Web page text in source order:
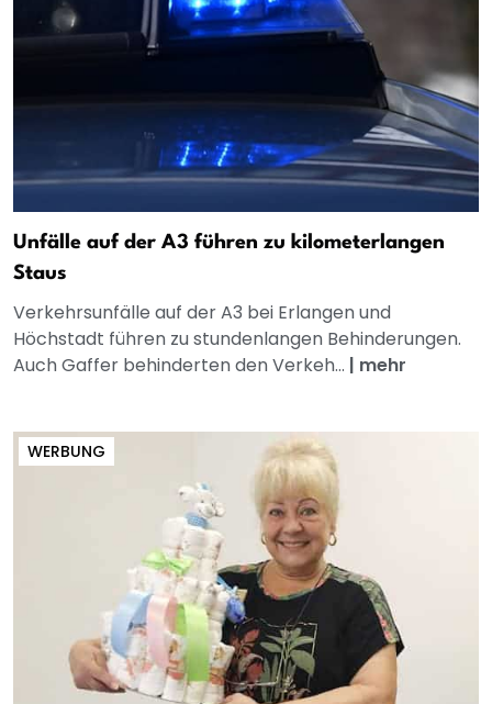
Unfälle auf der A3 führen zu kilometerlangen
Staus
Verkehrsunfälle auf der A3 bei Erlangen und
Höchstadt führen zu stundenlangen Behinderungen.
Auch Gaffer behinderten den Verkeh... | mehr
WERBUNG